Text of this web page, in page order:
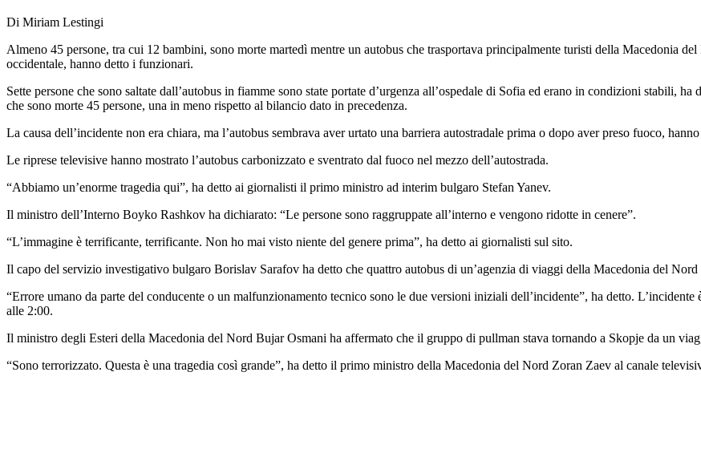
Di Miriam Lestingi
Almeno 45 persone, tra cui 12 bambini, sono morte martedì mentre un autobus che trasportava principalmente turisti della Macedonia
occidentale, hanno detto i funzionari.
Sette persone che sono saltate dall’autobus in fiamme sono state portate d’urgenza all’ospedale di Sofia ed erano in condizioni stabili,
che sono morte 45 persone, una in meno rispetto al bilancio dato in precedenza.
La causa dell’incidente non era chiara, ma l’autobus sembrava aver urtato una barriera autostradale prima o dopo aver preso fuoco,
Le riprese televisive hanno mostrato l’autobus carbonizzato e sventrato dal fuoco nel mezzo dell’autostrada.
“Abbiamo un’enorme tragedia qui”, ha detto ai giornalisti il ​​primo ministro ad interim bulgaro Stefan Yanev.
Il ministro dell’Interno Boyko Rashkov ha dichiarato: “Le persone sono raggruppate all’interno e vengono ridotte in cenere”.
“L’immagine è terrificante, terrificante. Non ho mai visto niente del genere prima”, ha detto ai giornalisti sul sito.
Il capo del servizio investigativo bulgaro Borislav Sarafov ha detto che quattro autobus di un’agenzia di viaggi della Macedonia del
“Errore umano da parte del conducente o un malfunzionamento tecnico sono le due versioni iniziali dell’incidente”, ha detto.
alle 2:00.
Il ministro degli Esteri della Macedonia del Nord Bujar Osmani ha affermato che il gruppo di pullman stava tornando a Skopje da un
“Sono terrorizzato. Questa è una tragedia così grande”, ha detto il primo ministro della Macedonia del Nord Zoran Zaev al canale